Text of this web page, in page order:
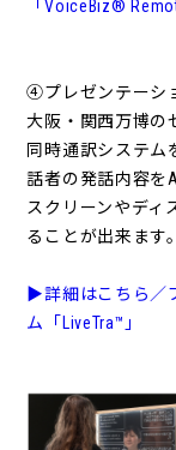
「VoiceBiz®
④プレゼンテーシ
大阪・関西万博の
同時通訳システム
話者の発話内容を
スクリーンやディ
ることが出来ます。
▶詳細はこちら／
ム「LiveTra™」